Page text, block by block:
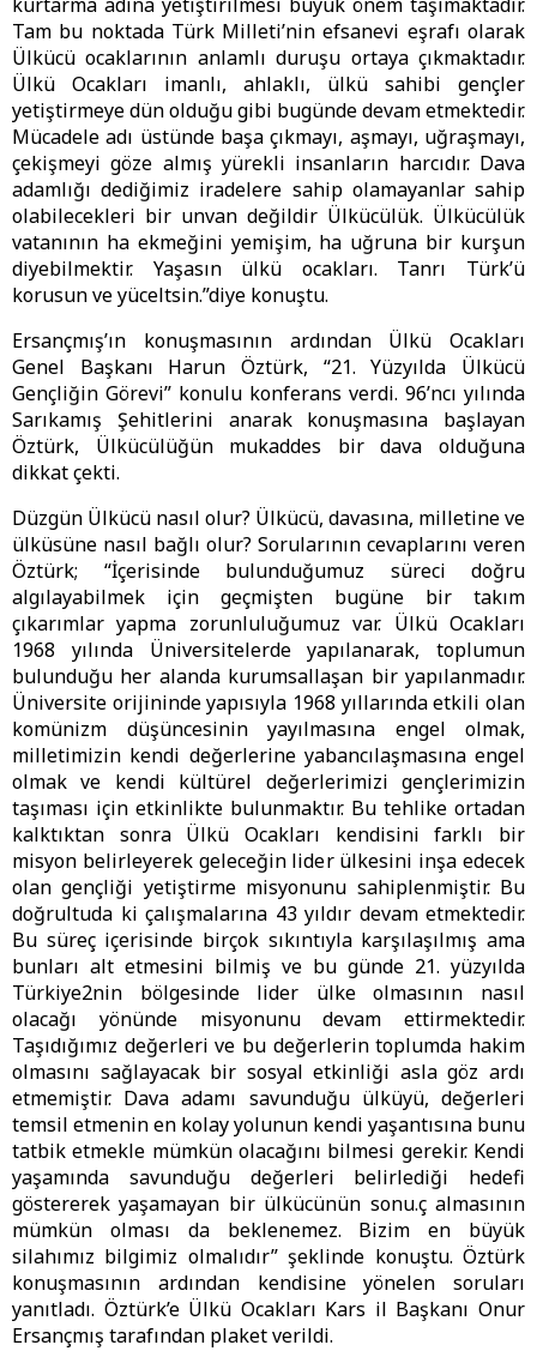
Tam bu noktada Türk Milleti’nin efsanevi eşrafı olarak
Ülkücü ocaklarının anlamlı duruşu ortaya çıkmaktadır.
Ülkü Ocakları imanlı, ahlaklı, ülkü sahibi gençler
yetiştirmeye dün olduğu gibi bugünde devam etmektedir.
Mücadele adı üstünde başa çıkmayı, aşmayı, uğraşmayı,
çekişmeyi göze almış yürekli insanların harcıdır. Dava
adamlığı dediğimiz iradelere sahip olamayanlar sahip
olabilecekleri bir unvan değildir Ülkücülük. Ülkücülük
vatanının ha ekmeğini yemişim, ha uğruna bir kurşun
diyebilmektir. Yaşasın ülkü ocakları. Tanrı Türk’ü
korusun ve yüceltsin.”diye konuştu.
Ersançmış’ın konuşmasının ardından Ülkü Ocakları
Genel Başkanı Harun Öztürk, “21. Yüzyılda Ülkücü
Gençliğin Görevi” konulu konferans verdi. 96’ncı yılında
Sarıkamış Şehitlerini anarak konuşmasına başlayan
Öztürk, Ülkücülüğün mukaddes bir dava olduğuna
dikkat çekti.
Düzgün Ülkücü nasıl olur? Ülkücü, davasına, milletine ve
ülküsüne nasıl bağlı olur? Sorularının cevaplarını veren
Öztürk; “İçerisinde bulunduğumuz süreci doğru
algılayabilmek için geçmişten bugüne bir takım
çıkarımlar yapma zorunluluğumuz var. Ülkü Ocakları
1968 yılında Üniversitelerde yapılanarak, toplumun
bulunduğu her alanda kurumsallaşan bir yapılanmadır.
Üniversite orijininde yapısıyla 1968 yıllarında etkili olan
komünizm düşüncesinin yayılmasına engel olmak,
milletimizin kendi değerlerine yabancılaşmasına engel
olmak ve kendi kültürel değerlerimizi gençlerimizin
taşıması için etkinlikte bulunmaktır. Bu tehlike ortadan
kalktıktan sonra Ülkü Ocakları kendisini farklı bir
misyon belirleyerek geleceğin lider ülkesini inşa edecek
olan gençliği yetiştirme misyonunu sahiplenmiştir. Bu
doğrultuda ki çalışmalarına 43 yıldır devam etmektedir.
Bu süreç içerisinde birçok sıkıntıyla karşılaşılmış ama
bunları alt etmesini bilmiş ve bu günde 21. yüzyılda
Türkiye2nin bölgesinde lider ülke olmasının nasıl
olacağı yönünde misyonunu devam ettirmektedir.
Taşıdığımız değerleri ve bu değerlerin toplumda hakim
olmasını sağlayacak bir sosyal etkinliği asla göz ardı
etmemiştir. Dava adamı savunduğu ülküyü, değerleri
temsil etmenin en kolay yolunun kendi yaşantısına bunu
tatbik etmekle mümkün olacağını bilmesi gerekir. Kendi
yaşamında savunduğu değerleri belirlediği hedefi
göstererek yaşamayan bir ülkücünün sonu.ç almasının
mümkün olması da beklenemez. Bizim en büyük
silahımız bilgimiz olmalıdır” şeklinde konuştu. Öztürk
konuşmasının ardından kendisine yönelen soruları
yanıtladı. Öztürk’e Ülkü Ocakları Kars il Başkanı Onur
Ersançmış tarafından plaket verildi.